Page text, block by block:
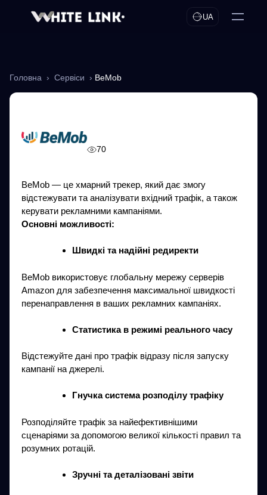
UA
Головна › Сервіси › BeMob
70
BeMob — це хмарний трекер, який дає змогу
відстежувати та аналізувати вхідний трафік, а також
керувати рекламними кампаніями.
Основні можливості:
Швидкі та надійні редиректи
BeMob використовує глобальну мережу серверів
Amazon для забезпечення максимальної швидкості
перенаправлення в ваших рекламних кампаніях.
Статистика в режимі реального часу
Відстежуйте дані про трафік відразу після запуску
кампанії на джерелі.
Гнучка система розподілу трафіку
Розподіляйте трафік за найефективнішими
сценаріями за допомогою великої кількості правил та
розумних ротацій.
Зручні та деталізовані звіти